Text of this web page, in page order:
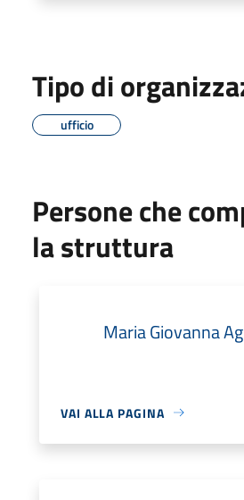
Tipo di
ufficio
Persone che
la struttura
Maria Giovanna
VAI ALLA PAGINA